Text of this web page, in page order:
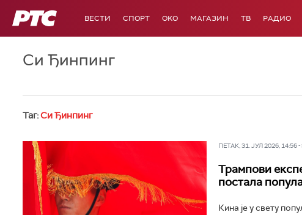
РТС ВЕСТИ СПОРТ OKO МАГАЗИН ТВ РАДИО
Си Ђинпинг
Таг:Си Ђинпинг
ПЕТАК, 31. ЈУЛ 2026, 14:56 -
Трампови
постала
Кина је у свету